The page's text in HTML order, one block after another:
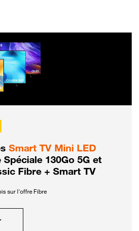
Smart TV Mini LED
Spéciale 130Go 5G et
Fibre + Smart TV
sur l'offre Fibre